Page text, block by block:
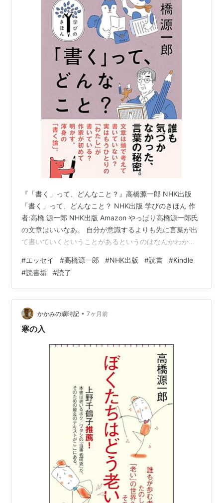
『「書く」って、どんなこと？』高橋源一郎 NHK出版
「書く」って、どんなこと？ NHK出版 学びのきほん 作
者:高橋 源一郎 NHK出版 Amazon やっぱり高橋源一郎氏
の文章はいいなあ。 自分が意識するよりも先に言葉が出
て書いていくということがあるというのはなんかわか
じることもあれば、これ誰かいたんだろう…えっ、自
分？みたいのもある。意識するより先に書いたときは、
これ誰かいたん？の感じが強いかな。 この中で自分がや
ってないのは、自分の「本当の」ことを書くこと、自分
に向って書くことかな。できないよなあ。ブレーキある
もんね。 この本を読んで…
#エッセイ #高橋源一郎 #NHK出版 #読書 #Kindle
#読書垢 #読了
かかみの歳時記 • 7ヶ月前
寒の入